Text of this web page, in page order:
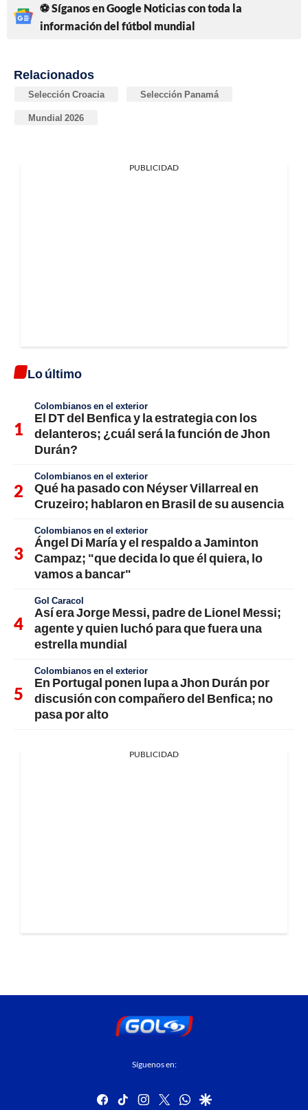
⚽ Síganos en Google Noticias con toda la
información del fútbol mundial
Relacionados
Selección Croacia Selección Panamá
Mundial 2026
PUBLICIDAD
Lo último
Colombianos en el exterior
El DT del Benfica y la estrategia con los
delanteros; ¿cuál será la función de Jhon
Durán?
Colombianos en el exterior
Qué ha pasado con Néyser Villarreal en
Cruzeiro; hablaron en Brasil de su ausencia
Colombianos en el exterior
Ángel Di María y el respaldo a Jaminton
Campaz; "que decida lo que él quiera, lo
vamos a bancar"
Gol Caracol
Así era Jorge Messi, padre de Lionel Messi;
agente y quien luchó para que fuera una
estrella mundial
Colombianos en el exterior
En Portugal ponen lupa a Jhon Durán por
discusión con compañero del Benfica; no
pasa por alto
PUBLICIDAD
Síguenos en:
facebook
tiktok instagram
twitterwhatsapp
google